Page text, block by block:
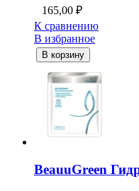
165,00 ₽
К сравнению
В избранное
В корзину
BeauuGreen